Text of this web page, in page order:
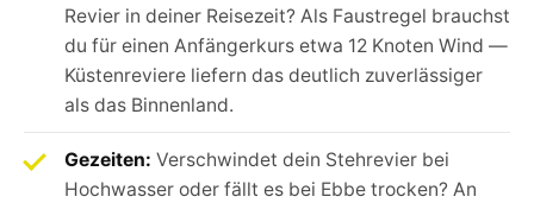
Revier in deiner Reisezeit? Als Faustregel brauchst
du für einen Anfängerkurs etwa 12 Knoten Wind —
Küstenreviere liefern das deutlich zuverlässiger
als das Binnenland.
Gezeiten: Verschwindet dein Stehrevier bei
Hochwasser oder fällt es bei Ebbe trocken? An